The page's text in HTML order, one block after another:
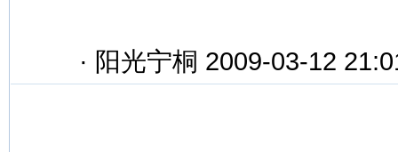
· 阳光宁桐 2009-03-12